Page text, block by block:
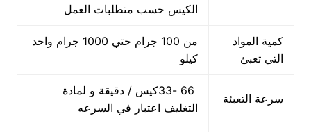
الكيس حسب متطلبات العمل
كمية المواد
التي تعبئ
من 100 جرام حتي 1000 جرام واحد
كيلو
سرعة التعبئة
66 -33كيس / دقيقة و لمادة
التغليف اعتبار في السرعه